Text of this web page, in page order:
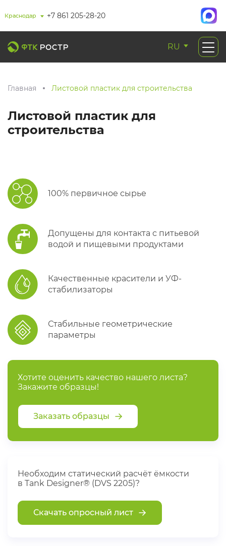
Краснодар +7 861 205-28-20
RU
Главная Листовой пластик для строительства
Листовой пластик для
строительства
100% первичное сырье
Допущены для контакта с питьевой
водой и пищевыми продуктами
Качественные красители и УФ-
стабилизаторы
Стабильные геометрические
параметры
Хотите оценить качество нашего листа?
Закажите образцы!
Заказать образцы
Необходим статический расчёт ёмкости
в Tank Designer® (DVS 2205)?
Скачать опросный лист